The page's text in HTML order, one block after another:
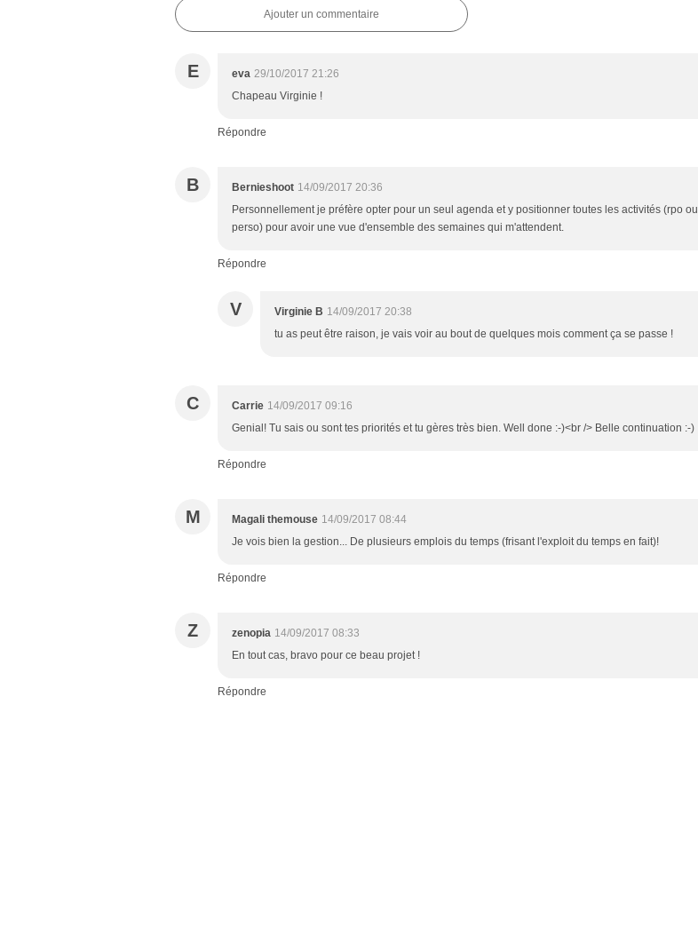
Ajouter un commentaire
E eva 29/10/2017 21:26
Chapeau Virginie !
Répondre
B Bernieshoot 14/09/2017 20:36
Personnellement je préfère opter pour un seul agenda et y positionner toutes les activités (rpo ou
perso) pour avoir une vue d'ensemble des semaines qui m'attendent.
Répondre
V Virginie B 14/09/2017 20:38
tu as peut être raison, je vais voir au bout de quelques mois comment ça se passe !
C Carrie 14/09/2017 09:16
Genial! Tu sais ou sont tes priorités et tu gères très bien. Well done :-)<br /> Belle continuation :-)
Répondre
M Magali themouse 14/09/2017 08:44
Je vois bien la gestion... De plusieurs emplois du temps (frisant l'exploit du temps en fait)!
Répondre
Z zenopia 14/09/2017 08:33
En tout cas, bravo pour ce beau projet !
Répondre